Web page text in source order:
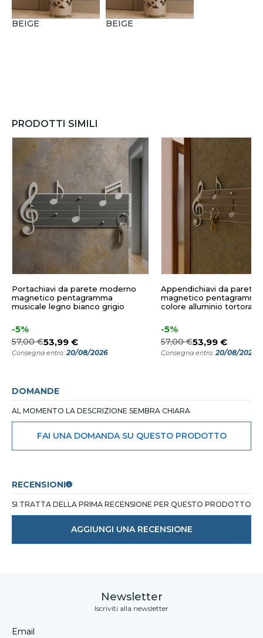
BEIGE BEIGE
PRODOTTI SIMILI
Portachiavi da parete moderno
magnetico pentagramma
musicale legno bianco grigio
-5%
57,00 €53,99 €
Consegna entro:20/08/2026
Appendichiavi da parete
magnetico
colore alluminio tortora
-5%
57,00 €53,99 €
Consegna entro:20/08/2026
DOMANDE
AL MOMENTO LA DESCRIZIONE SEMBRA CHIARA
FAI UNA DOMANDA SU QUESTO PRODOTTO
RECENSIONI
SI TRATTA DELLA PRIMA RECENSIONE PER QUESTO PRODOTTO
AGGIUNGI UNA RECENSIONE
Newsletter
Iscriviti alla newsletter
Email